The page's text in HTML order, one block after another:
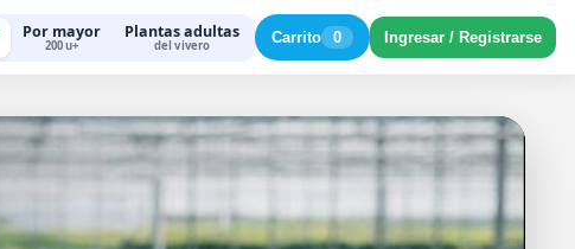
Por mayor
200 u+
Plantas adultas
del vivero Carrito 0 Ingresar / Registrarse